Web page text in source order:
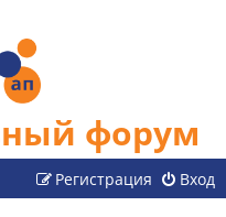
форум
Вход
Регистрация